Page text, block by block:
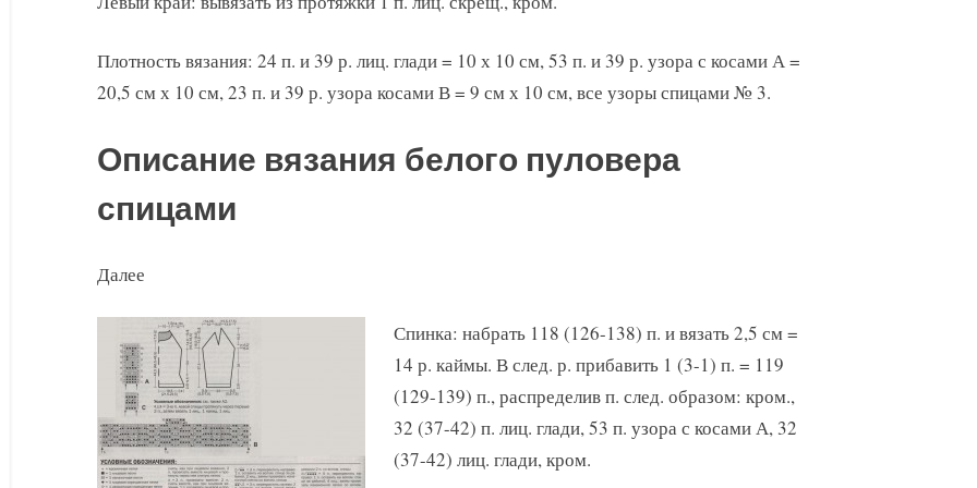
Плотность вязания: 24 п. и 39 р. лиц. глади = 10 х 10 см, 53 п. и 39 р. узора с косами А =
20,5 см х 10 см, 23 п. и 39 р. узора косами В = 9 см х 10 см, все узоры спицами № 3.
Описание вязания белого пуловера
спицами
Далее
Спинка: набрать 118 (126-138) п. и вязать 2,5 см =
14 р. каймы. В след. р. прибавить 1 (3-1) п. = 119
(129-139) п., распределив п. след. образом: кром.,
32 (37-42) п. лиц. глади, 53 п. узора с косами А, 32
(37-42) лиц. глади, кром.